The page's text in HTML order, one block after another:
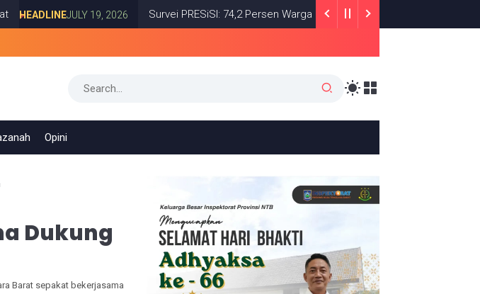
JULY 19, 2026 Survei PRESiSI: 74,2 Persen Warga Puas dengan Satu Tahun Kinerja Bupati
Opini
Dukung
Barat sepakat bekerjasama